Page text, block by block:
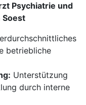
Psychiatrie und
Soest
betriebliche
Unterstützung
durch interne